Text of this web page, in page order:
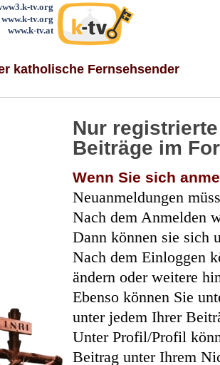
tv.org
www.k-tv.org
www.k-tv.at
katholische Fernsehsender
Nur
Beiträge im
Wenn Sie sich
Neuanmeldungen
Nach dem Anmelden
Dann können sie sich
Nach dem Einloggen
ändern oder weitere
Ebenso können Sie
unter jedem Ihrer
Unter Profil/Profil
Beitrag unter Ihrem